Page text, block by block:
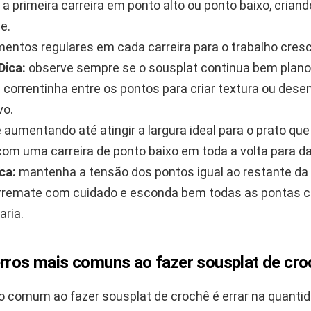
primeira carreira em ponto alto ou ponto baixo,
regulares em cada carreira para o trabalho
observe sempre se o sousplat continua bem
entre os pontos para criar textura ou
aumentando até atingir a largura ideal para o prato
uma carreira de ponto baixo em toda a volta para
mantenha a tensão dos pontos igual ao restante da
com cuidado e esconda bem todas as pontas
mais comuns ao fazer sousplat de
comum ao fazer sousplat de crochê é errar na